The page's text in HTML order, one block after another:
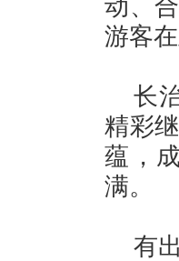
动、
游客
长
精彩
蕴，
满。
有